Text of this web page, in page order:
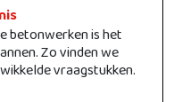
betonwerken is het
Zo vinden we
vraagstukken.